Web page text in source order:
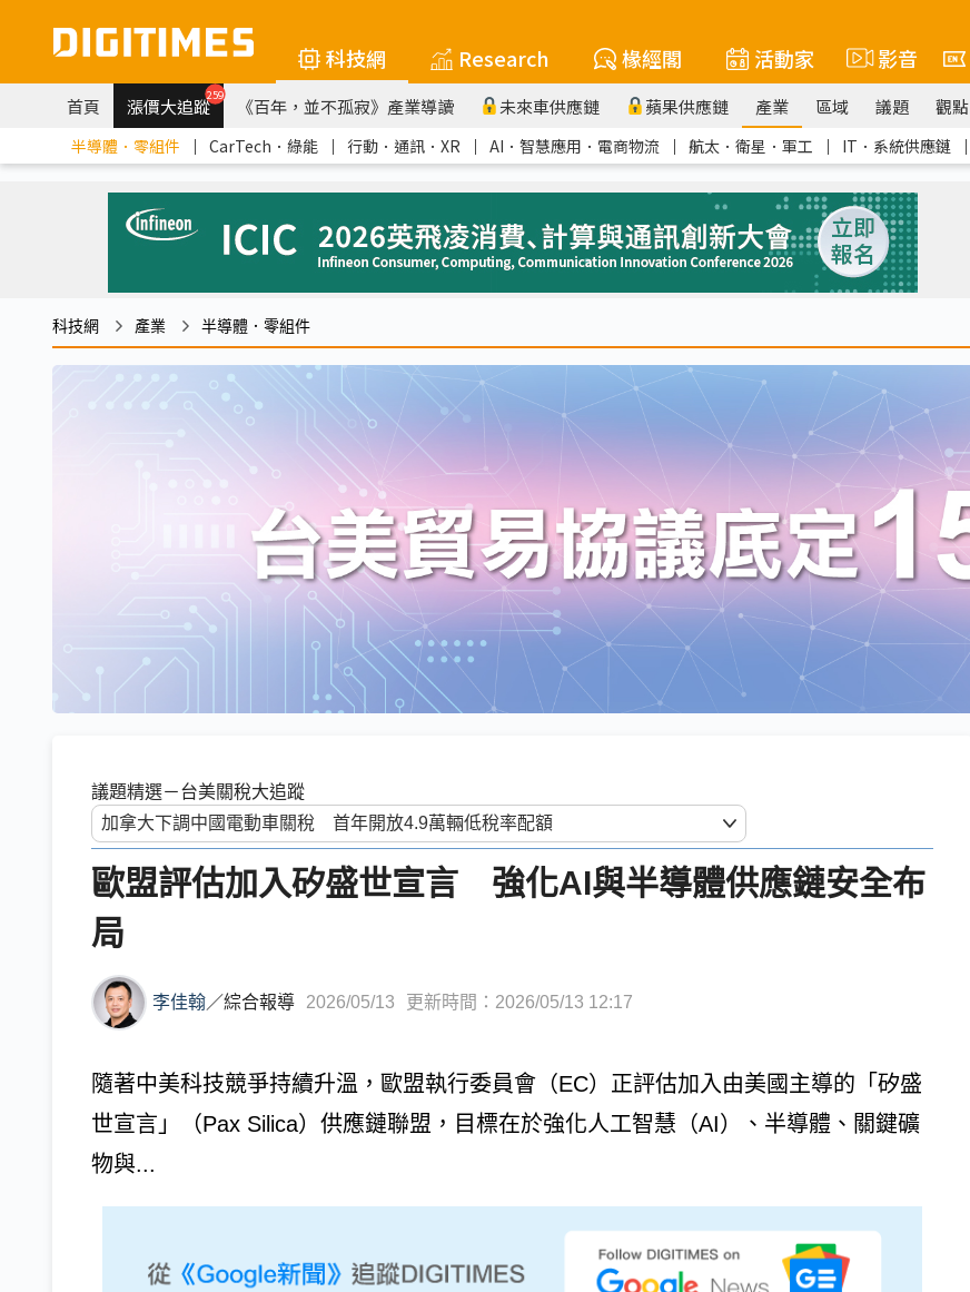
科技網 Research 椽經閣 活動家 影音
首頁 漲價大追蹤259 《百年，並不孤寂》產業導讀 未來車供應鏈 蘋果供應鏈 產業 區域 議題 觀點
半導體．零組件 ｜ CarTech．綠能 ｜ 行動．通訊．XR ｜ AI．智慧應用．電商物流 ｜ 航太．衛星．軍工 ｜ IT．系統供應鏈 ｜
科技網 產業 半導體．零組件
議題精選－台美關稅大追蹤
歐盟評估加入矽盛世宣言 強化AI與半導體供應鏈安全布
局
李佳翰／綜合報導 2026/05/13 更新時間：2026/05/13 12:17
隨著中美科技競爭持續升溫，歐盟執行委員會（EC）正評估加入由美國主導的「矽盛
世宣言」（Pax Silica）供應鏈聯盟，目標在於強化人工智慧（AI）、半導體、關鍵礦
物與...